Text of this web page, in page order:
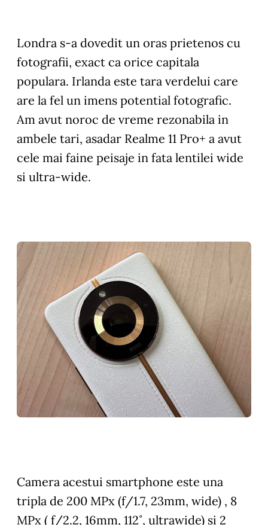
Londra s-a dovedit un oras prietenos cu
fotografii, exact ca orice capitala
populara. Irlanda este tara verdelui care
are la fel un imens potential fotografic.
Am avut noroc de vreme rezonabila in
ambele tari, asadar Realme 11 Pro+ a avut
cele mai faine peisaje in fata lentilei wide
si ultra-wide.
Camera acestui smartphone este una
tripla de 200 MPx (f/1.7, 23mm, wide) , 8
MPx ( f/2.2, 16mm, 112˚, ultrawide) si 2